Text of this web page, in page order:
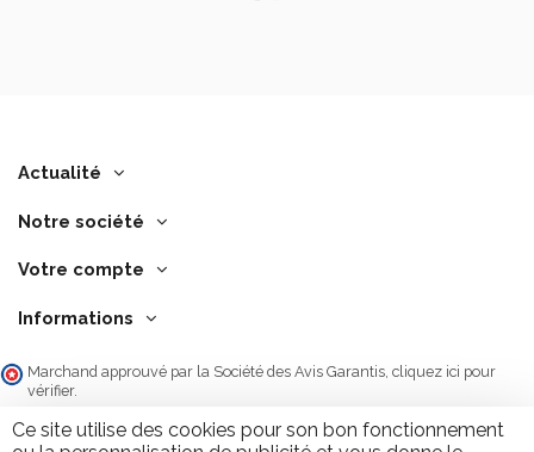
Actualité
Notre société
Votre compte
Informations
Marchand approuvé par la Société des Avis Garantis, cliquez ici pour
vérifier.
Ce site utilise des cookies pour son bon fonctionnement